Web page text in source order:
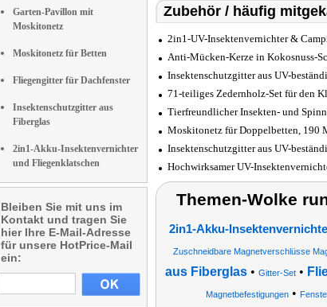
Garten-Pavillon mit
Moskitonetz
Moskitonetz für Betten
Fliegengitter für Dachfenster
Insektenschutzgitter aus
Fiberglas
2in1-Akku-Insektenvernichter
und Fliegenklatschen
Bleiben Sie mit uns im
Kontakt und tragen Sie
hier Ihre E-Mail-Adresse
für unsere HotPrice-Mail
ein:
Zubehör / häufig
2in1-UV-Insektenvernichter &
Anti-Mücken-Kerze in Kokosnuss-
Insektenschutzgitter aus UV-
71-teiliges Zedernholz-Set für den
Tierfreundlicher Insekten- und
Moskitonetz für Doppelbetten, 190
Insektenschutzgitter aus UV-
Hochwirksamer UV-
Themen-Wolke
2in1-Akku-
Zuschneidbare Magnetverschlüsse
aus Fiberglas• Gitter-Set•
Magnetbefestigungen•